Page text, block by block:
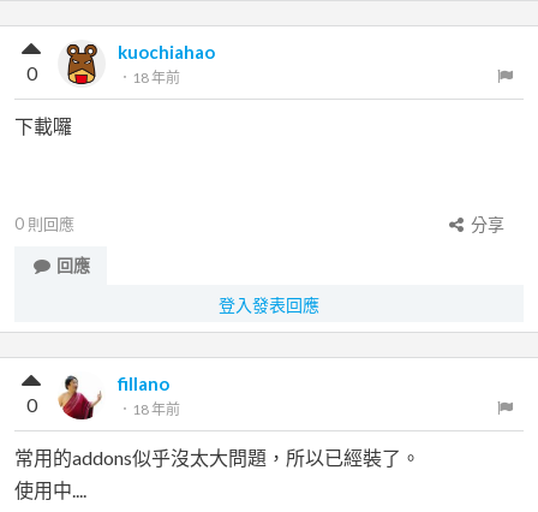
kuochiahao
． 18 年前
0
下載囉
0 則回應
分享
回應
登入發表回應
fillano
． 18 年前
0
常用的addons似乎沒太大問題，所以已經裝了。
使用中....